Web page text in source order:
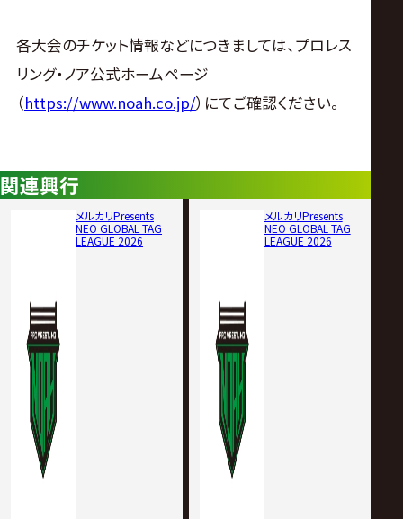
各大会のチケット情報などにつきましては、プロレス
リング・ノア公式ホームページ
（https://www.noah.co.jp/）にてご確認ください。
関連興行
メルカリPresents
NEO GLOBAL TAG
LEAGUE 2026
メルカリPresents
NEO GLOBAL TAG
LEAGUE 2026